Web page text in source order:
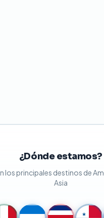
¿Dónde estamos?
los principales destinos de
Asia
★